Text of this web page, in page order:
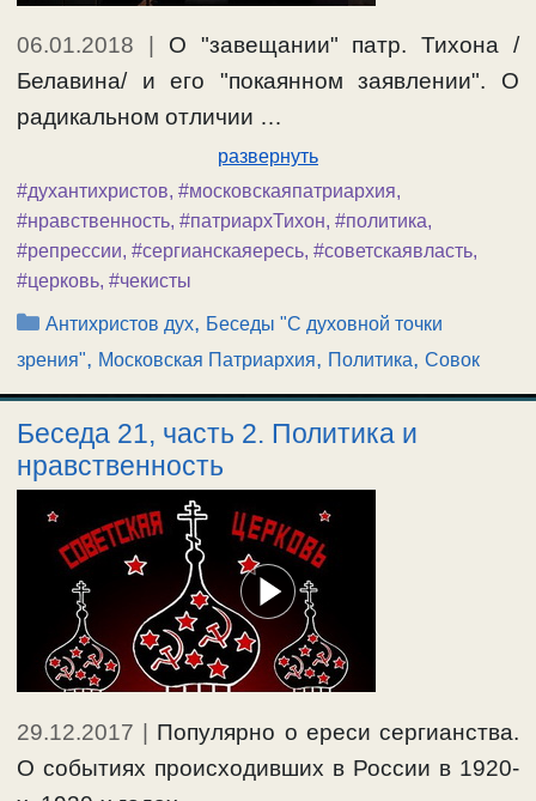
06.01.2018
О "завещании" патр. Тихона /
Белавина/ и его "покаянном заявлении". О
радикальном отличии …
развернуть
#духантихристов, #московскаяпатриархия,
#нравственность, #патриархТихон, #политика,
#репрессии, #сергианскаяересь, #советскаявласть,
#церковь, #чекисты
Рубрики
Антихристов дух, Беседы "С духовной точки
зрения", Московская Патриархия, Политика, Совок
Беседа 21, часть 2. Политика и
нравственность
29.12.2017 | Популярно о ереси сергианства.
О событиях происходивших в России в 1920-